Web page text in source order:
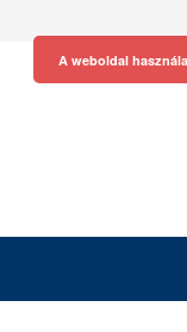
A weboldal